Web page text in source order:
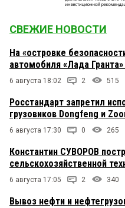
СВЕЖИЕ НОВОСТИ
На «островке
автомобиля «Лада
6 августа 18:02 2 515
Росстандарт запретил
грузовиков Dongfeng и
6 августа 17:30 0 265
Константин СУВОРОВ
сельскохозяйственной
6 августа 17:05 2 340
Вывоз нефти и